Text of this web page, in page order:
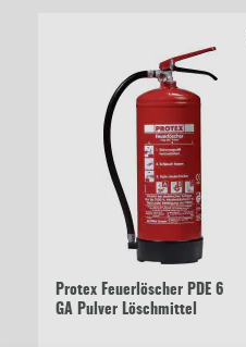
Protex Feuerlöscher PDE 6
GA Pulver Löschmittel